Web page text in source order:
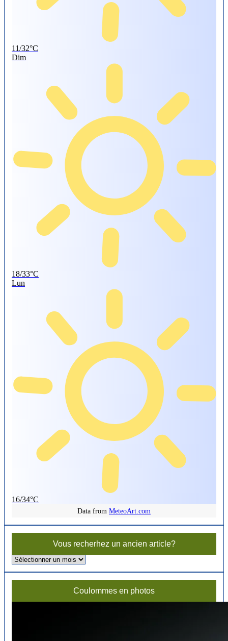
11/32°C
Dim
18/33°C
Lun
16/34°C
Data from MeteoArt.com
Vous recherhez un ancien article?
Vous
Coulommes en photos